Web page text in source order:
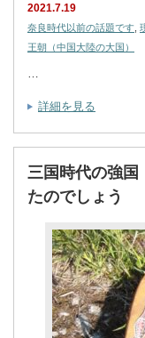
2021.7.19
奈良時代以前の話題です
王朝（中国大陸の大国）
詳細を見る
三国時代の強国
たのでしょう